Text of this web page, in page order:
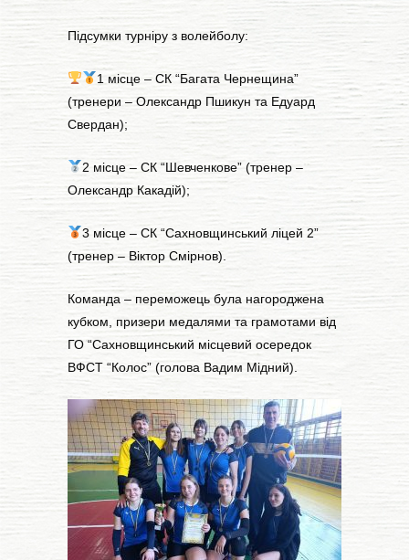
Підсумки турніру з волейболу:
1 місце – СК “Багата Чернещина”
(тренери – Олександр Пшикун та Едуард
Свердан);
2 місце – СК “Шевченкове” (тренер –
Олександр Какадій);
3 місце – СК “Сахновщинський ліцей 2”
(тренер – Віктор Смірнов).
Команда – переможець була нагороджена
кубком, призери медалями та грамотами від
ГО “Сахновщинський місцевий осередок
ВФСТ “Колос” (голова Вадим Мідний).